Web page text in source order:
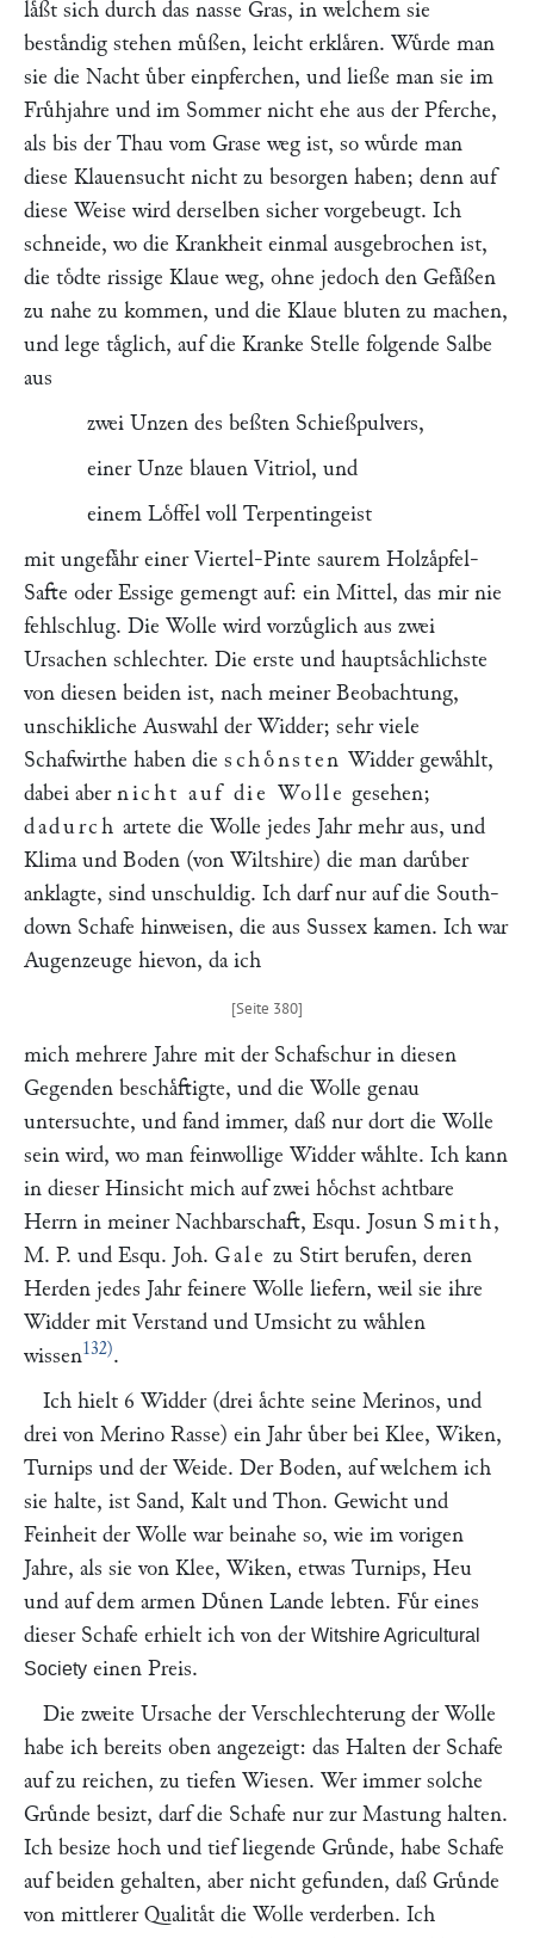
laͤßt sich durch das nasse Gras, in welchem sie
bestaͤndig stehen muͤßen, leicht erklaͤren. Wuͤrde man
sie die Nacht uͤber einpferchen, und ließe man sie im
Fruͤhjahre und im Sommer nicht ehe aus der Pferche,
als bis der Thau vom Grase weg ist, so wuͤrde man
diese Klauensucht nicht zu besorgen haben; denn auf
diese Weise wird derselben sicher vorgebeugt. Ich
schneide, wo die Krankheit einmal ausgebrochen ist,
die toͤdte rissige Klaue weg, ohne jedoch den Gefaͤßen
zu nahe zu kommen, und die Klaue bluten zu machen,
und lege taͤglich, auf die Kranke Stelle folgende Salbe
aus
zwei Unzen des beßten Schießpulvers,
einer Unze blauen Vitriol, und
einem Loͤffel voll Terpentingeist
mit ungefaͤhr einer Viertel-Pinte saurem Holzaͤpfel-
Safte oder Essige gemengt auf: ein Mittel, das mir nie
fehlschlug. Die Wolle wird vorzuͤglich aus zwei
Ursachen schlechter. Die erste und hauptsaͤchlichste
von diesen beiden ist, nach meiner Beobachtung,
unschikliche Auswahl der Widder; sehr viele
Schafwirthe haben die schoͤnsten Widder gewaͤhlt,
dabei aber nicht auf die Wolle gesehen;
dadurch artete die Wolle jedes Jahr mehr aus, und
Klima und Boden (von Wiltshire) die man daruͤber
anklagte, sind unschuldig. Ich darf nur auf die South-
down Schafe hinweisen, die aus Sussex kamen. Ich war
Augenzeuge hievon, da ich
mich mehrere Jahre mit der Schafschur in diesen
Gegenden beschaͤftigte, und die Wolle genau
untersuchte, und fand immer, daß nur dort die Wolle
sein wird, wo man feinwollige Widder waͤhlte. Ich kann
in dieser Hinsicht mich auf zwei hoͤchst achtbare
Herrn in meiner Nachbarschaft, Esqu. Josun Smith,
M. P. und Esqu. Joh. Gale zu Stirt berufen, deren
Herden jedes Jahr feinere Wolle liefern, weil sie ihre
Widder mit Verstand und Umsicht zu waͤhlen
wissen132).
Ich hielt 6 Widder (drei aͤchte seine Merinos, und
drei von Merino Rasse) ein Jahr uͤber bei Klee, Wiken,
Turnips und der Weide. Der Boden, auf welchem ich
sie halte, ist Sand, Kalt und Thon. Gewicht und
Feinheit der Wolle war beinahe so, wie im vorigen
Jahre, als sie von Klee, Wiken, etwas Turnips, Heu
und auf dem armen Duͤnen Lande lebten. Fuͤr eines
dieser Schafe erhielt ich von der Witshire Agricultural
Society einen Preis.
Die zweite Ursache der Verschlechterung der Wolle
habe ich bereits oben angezeigt: das Halten der Schafe
auf zu reichen, zu tiefen Wiesen. Wer immer solche
Gruͤnde besizt, darf die Schafe nur zur Mastung halten.
Ich besize hoch und tief liegende Gruͤnde, habe Schafe
auf beiden gehalten, aber nicht gefunden, daß Gruͤnde
von mittlerer Qualitaͤt die Wolle verderben. Ich